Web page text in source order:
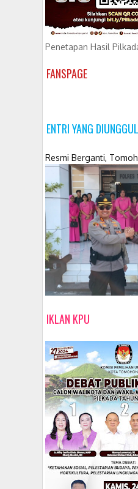
Penetapan Hasil
FANSPAGE
ENTRI YANG
Resmi Berganti,
IKLAN KPU